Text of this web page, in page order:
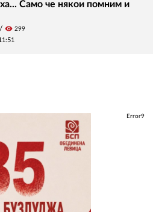
Само че някои помним и
visibility 299
Error9